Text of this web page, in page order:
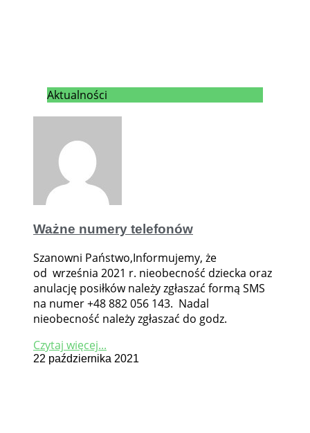
Aktualności
Ważne numery telefonów
Szanowni Państwo,Informujemy, że
od września 2021 r. nieobecność dziecka oraz
anulację posiłków należy zgłaszać formą SMS
na numer +48 882 056 143. Nadal
nieobecność należy zgłaszać do godz.
Czytaj więcej...
22 października 2021